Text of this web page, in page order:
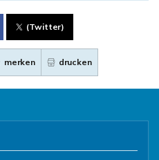
(Twitter)
merken drucken